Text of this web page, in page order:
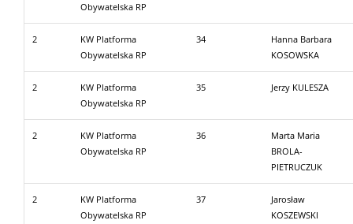
Obywatelska RP
2
KW Platforma
Obywatelska RP
34
Hanna Barbara
KOSOWSKA
2
KW Platforma
Obywatelska RP
35 Jerzy KULESZA
2
KW Platforma
Obywatelska RP
36
Marta Maria
BROLA-
PIETRUCZUK
2
KW Platforma
Obywatelska RP
37
Jarosław
KOSZEWSKI